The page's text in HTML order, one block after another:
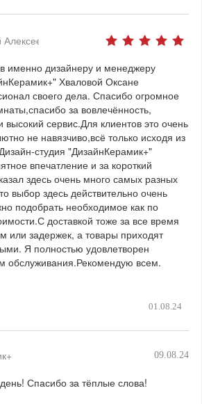
именно дизайнеру и менеджеру
Хваловой Оксане
своего дела. Спасибо огромное
за вовлечённость,
сервис.Для клиентов это очень
не навязчиво,всё только исходя из
студия "ДизайнКерамик+"
впечатление и за короткий
здесь очень много самых разных
выбор здесь действительно очень
подобрать необходимое как по
доставкой тоже за все время
или задержек, а товары приходят
Я полностью удовлетворен
обслуживания.Рекомендую всем.
01.08.24
09.08.24
Спасибо за тёплые слова!